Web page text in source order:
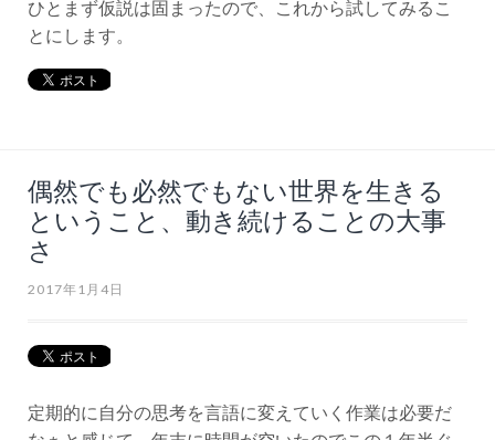
とにします。
偶然でも必然でもない世界を生きる
ということ、動き続けることの大事
さ
なぁと感じて、年末に時間が空いたのでこの１年半ぐ